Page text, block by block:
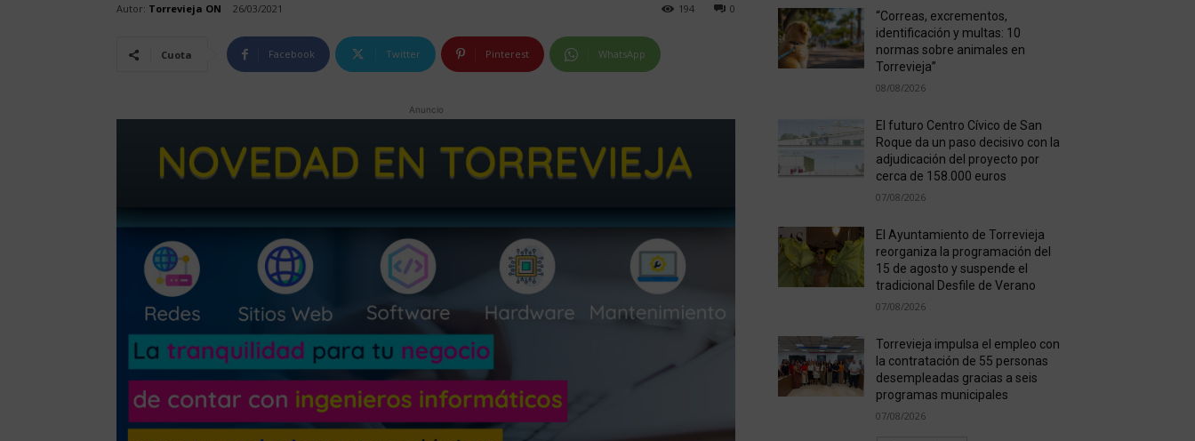
Autor: Torrevieja ON 26/03/2021 0
194
Cuota Facebook Twitter Pinterest WhatsApp
Anuncio
“Correas, excrementos,
identificación y multas: 10
normas sobre animales en
Torrevieja”
08/08/2026
El futuro Centro Cívico de San
Roque da un paso decisivo con la
adjudicación del proyecto por
cerca de 158.000 euros
07/08/2026
El Ayuntamiento de Torrevieja
reorganiza la programación del
15 de agosto y suspende el
tradicional Desfile de Verano
07/08/2026
Torrevieja impulsa el empleo con
la contratación de 55 personas
desempleadas gracias a seis
programas municipales
07/08/2026